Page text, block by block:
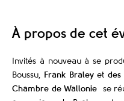
À propos de cet
Invités à nouveau à se
Boussu, Frank Braleyet des
Chambre de Wallonie
se